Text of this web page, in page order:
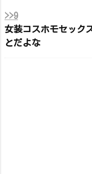
>>9
女装コスホモセック
とだよな